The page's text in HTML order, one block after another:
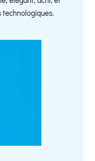
technologiques.